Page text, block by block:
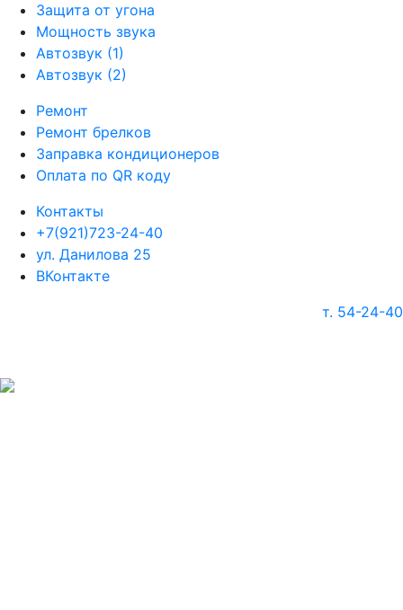
Защита от угона
Мощность звука
Автозвук (1)
Автозвук (2)
Ремонт
Ремонт брелков
Заправка кондиционеров
Оплата по QR коду
Контакты
+7(921)723-24-40
ул. Данилова 25
ВКонтакте
т. 54-24-40